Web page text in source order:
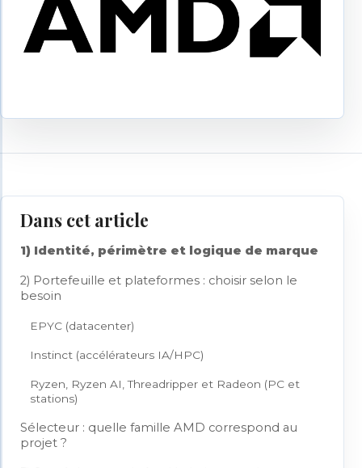
Dans cet article
1) Identité, périmètre et logique de marque
2) Portefeuille et plateformes : choisir selon le
besoin
EPYC (datacenter)
Instinct (accélérateurs IA/HPC)
Ryzen, Ryzen AI, Threadripper et Radeon (PC et
stations)
Sélecteur : quelle famille AMD correspond au
projet ?